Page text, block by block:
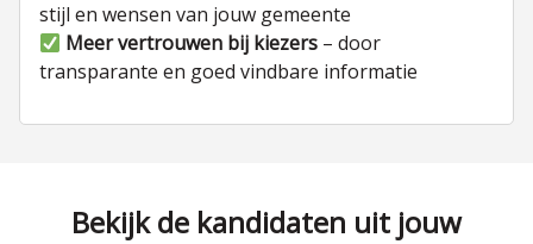
stijl en wensen van jouw gemeente
Meer vertrouwen bij kiezers – door
transparante en goed vindbare informatie
Bekijk de kandidaten uit jouw